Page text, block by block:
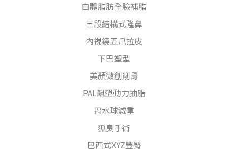
自體脂肪全臉補脂
三段結構式隆鼻
內視鏡五爪拉皮
下巴塑型
美顏微創削骨
PAL飆塑動力抽脂
胃水球減重
狐臭手術
巴西式XYZ豐臀